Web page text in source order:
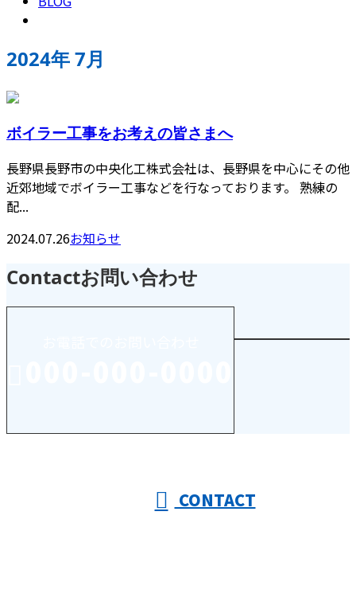
2024年 7月
ボイラー工事をお考えの皆さまへ
長野県長野市の中央化工株式会社は、長野県を中心にその他
近郊地域でボイラー工事などを行なっております。 熟練の
配...
2024.07.26お知らせ
Contactお問い合わせ
CONTACT